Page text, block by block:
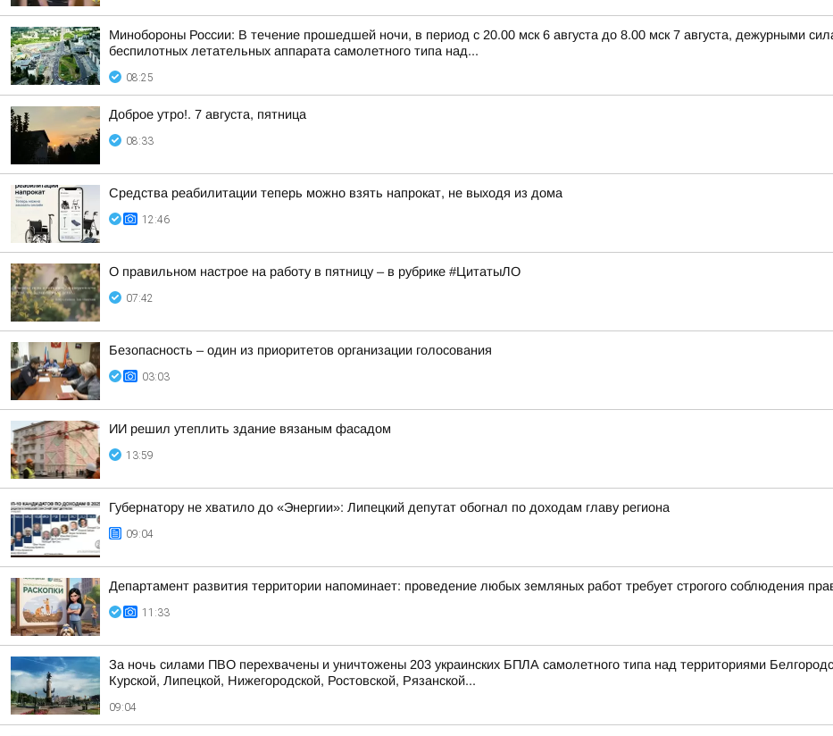
Минобороны России: В течение прошедшей ночи, в период с 20.00 мск 6 августа до 8.00 мск 7 августа, дежурными
беспилотных летательных аппарата самолетного типа над...
08:25
Доброе утро!. 7 августа, пятница
08:33
Средства реабилитации теперь можно взять напрокат, не выходя из дома
12:46
О правильном настрое на работу в пятницу – в рубрике #ЦитатыЛО
07:42
Безопасность – один из приоритетов организации голосования
03:03
ИИ решил утеплить здание вязаным фасадом
13:59
Губернатору не хватило до «Энергии»: Липецкий депутат обогнал по доходам главу региона
09:04
Департамент развития территории напоминает: проведение любых земляных работ требует строгого соблюдения
11:33
За ночь силами ПВО перехвачены и уничтожены 203 украинских БПЛА самолетного типа над территориями
Курской, Липецкой, Нижегородской, Ростовской, Рязанской...
09:04